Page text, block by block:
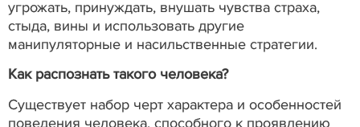
угрожать, принуждать, внушать чувства страха,
стыда, вины и использовать другие
манипуляторные и насильственные стратегии.
Как распознать такого человека?
Существует набор черт характера и особенностей
поведения человека, способного к проявлению